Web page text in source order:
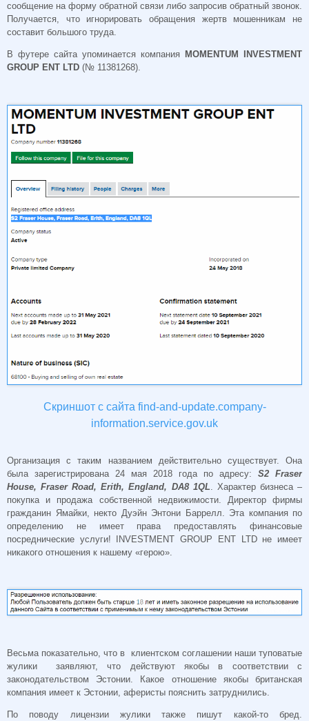
сообщение на форму обратной связи либо запросив обратный звонок.
Получается, что игнорировать обращения жертв мошенникам не
составит большого труда.
В футере сайта упоминается компания MOMENTUM INVESTMENT
GROUP ENT LTD (№ 11381268).
Скриншот с сайта find-and-update.company-
information.service.gov.uk
Организация с таким названием действительно существует. Она
была зарегистрирована 24 мая 2018 года по адресу: S2 Fraser
House, Fraser Road, Erith, England, DA8 1QL . Характер бизнеса –
покупка и продажа собственной недвижимости. Директор фирмы
гражданин Ямайки, некто Дуэйн Энтони Баррелл. Эта компания по
определению не имеет права предоставлять финансовые
посреднические услуги! INVESTMENT GROUP ENT LTD не имеет
никакого отношения к нашему «герою».
Весьма показательно, что в клиентском соглашении наши туповатые
жулики заявляют, что действуют якобы в соответствии с
законодательством Эстонии. Какое отношение якобы британская
компания имеет к Эстонии, аферисты пояснить затруднились.
По поводу лицензии жулики также пишут какой-то бред.